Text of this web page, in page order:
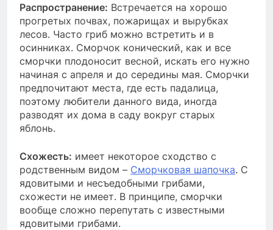
Распространение: Встречается на хорошо
прогретых почвах, пожарищах и вырубках
лесов. Часто гриб можно встретить и в
осинниках. Сморчок конический, как и все
сморчки плодоносит весной, искать его нужно
начиная с апреля и до середины мая. Сморчки
предпочитают места, где есть падалица,
поэтому любители данного вида, иногда
разводят их дома в саду вокруг старых
яблонь.
Схожесть: имеет некоторое сходство с
родственным видом – Сморчковая шапочка. С
ядовитыми и несъедобными грибами,
схожести не имеет. В принципе, сморчки
вообще сложно перепутать с известными
ядовитыми грибами.